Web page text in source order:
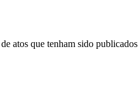
atos que tenham sido